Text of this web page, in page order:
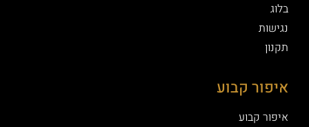
בלוג
נגישות
תקנון
איפור קבוע
איפור קבוע